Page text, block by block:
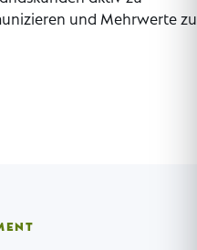
und Mehrwerte zu